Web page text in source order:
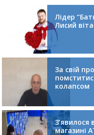
Лідер
Лисий
За свій
колапсом
З’явилося
магазині